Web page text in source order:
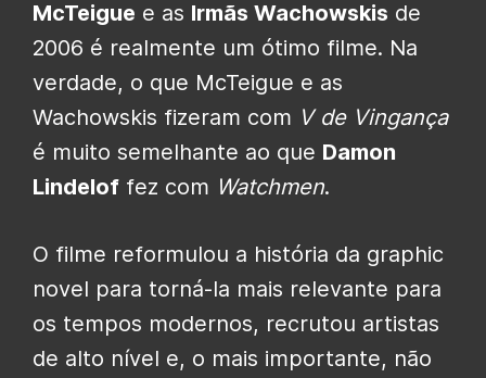
McTeigue e as Irmãs Wachowskis de
2006 é realmente um ótimo filme. Na
verdade, o que McTeigue e as
Wachowskis fizeram com V de Vingança
é muito semelhante ao que Damon
Lindelof fez com Watchmen.
O filme reformulou a história da graphic
novel para torná-la mais relevante para
os tempos modernos, recrutou artistas
de alto nível e, o mais importante, não